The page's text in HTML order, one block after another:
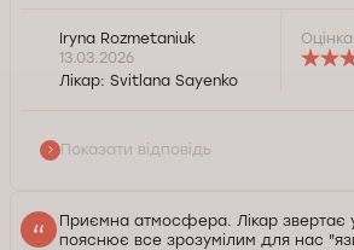
Szanowna Pani Iryno, dziękujemy za
pracy naszego lekarza S. Sayenko.
komunikacja z lekarzem spełniła Pani
razie potrzeby jesteśmy do dyspozycji.
zdrowia.
Служба контролю якості Докторпро
Iryna Rozmetaniuk
13.03.2026
Лікар: Svitlana Sayenko
Оцінка:
Показати відповідь
Приємна атмосфера. Лікар звертає
пояснює все зрозумілим для нас